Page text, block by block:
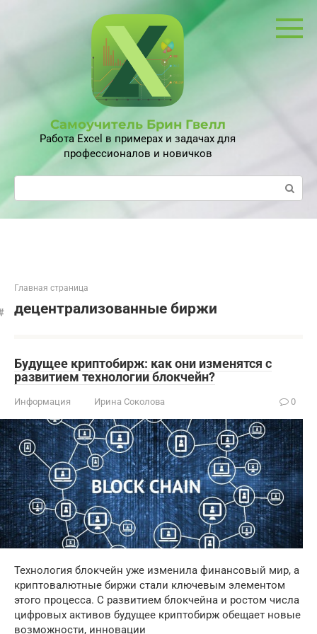
Самоучитель Брин Гвелл
Работа Excel в примерах и задачах для
профессионалов и новичков
Поиск:
Главная страница
децентрализованные биржи
Будущее криптобирж: как они изменятся с
развитием технологии блокчейн?
Информация Ирина Соколова 0
Технология блокчейн уже изменила финансовый мир, а
криптовалютные биржи стали ключевым элементом
этого процесса. С развитием блокчейна и ростом числа
цифровых активов будущее криптобирж обещает новые
возможности, инновации